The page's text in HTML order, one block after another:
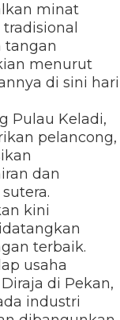
minat
tangan
menurut
di sini hari
Pulau Keladi,
pelancong,
dan
kini
terbaik.
usaha
di Pekan,
industri